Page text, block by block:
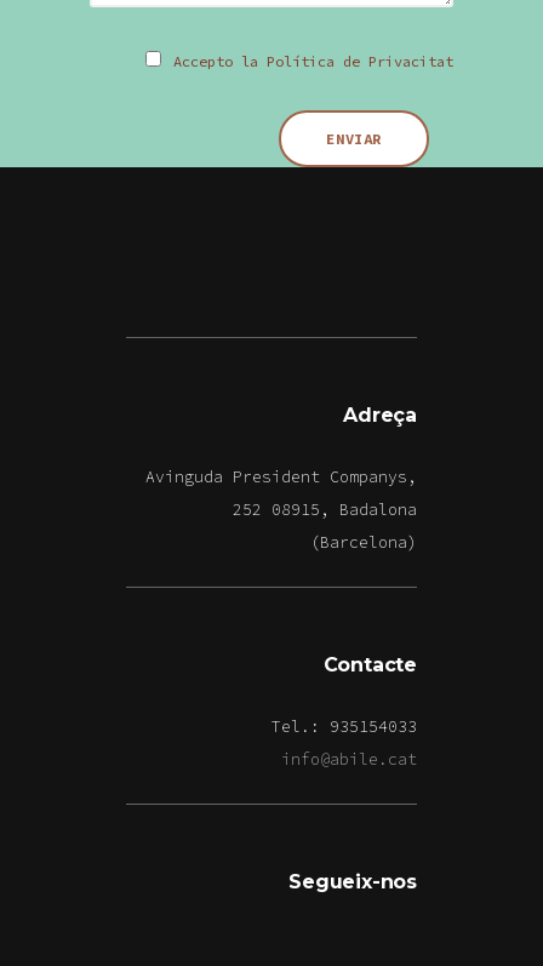
Accepto la Política de Privacitat
Adreça
Avinguda President Companys,
252 08915, Badalona
(Barcelona)
Contacte
Tel.: 935154033
info@abile.cat
Segueix-nos